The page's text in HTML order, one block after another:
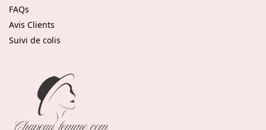
FAQs
Avis Clients
Suivi de colis